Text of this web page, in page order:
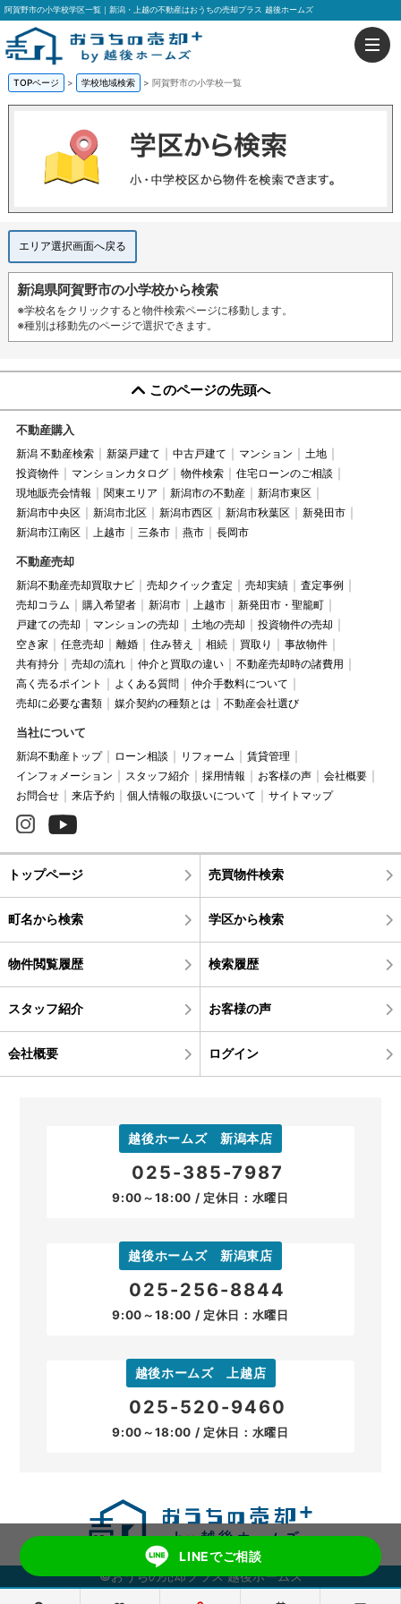
阿賀野市の小学校学区一覧｜新潟・上越の不動産はおうちの売却プラス 越後ホームズ
TOPページ > 学校地域検索 > 阿賀野市の小学校一覧
エリア選択画面へ戻る
新潟県阿賀野市の小学校から検索
※学校名をクリックすると物件検索ページに移動します。
※種別は移動先のページで選択できます。
このページの先頭へ
不動産購入
新潟 不動産検索 新築戸建て 中古戸建て マンション
土地
投資物件
マンションカタログ 物件検索
住宅ローンのご相談
現地販売会情報
関東エリア 新潟市の不動産
新潟市東区
新潟市中央区
新潟市北区 新潟市西区 新潟市秋葉区
新発田市
新潟市江南区
上越市 三条市 燕市 長岡市
不動産売却
新潟不動産売却買取ナビ 売却クイック査定 売却実績
査定事例
売却コラム
購入希望者 新潟市 上越市
新発田市・聖籠町
戸建ての売却
マンションの売却 土地の売却
投資物件の売却
空き家
任意売却 離婚 住み替え 相続 買取り
事故物件
共有持分
売却の流れ 仲介と買取の違い
不動産売却時の諸費用
高く売るポイント
よくある質問
仲介手数料について
売却に必要な書類
媒介契約の種類とは 不動産会社選び
当社について
新潟不動産トップ ローン相談 リフォーム
賃貸管理
インフォメーション
スタッフ紹介 採用情報 お客様の声
会社概要
お問合せ
来店予約 個人情報の取扱いについて サイトマップ
トップページ 売買物件検索
町名から検索 学区から検索
物件閲覧履歴 検索履歴
スタッフ紹介 お客様の声
会社概要 ログイン
越後ホームズ 新潟本店
025-385-7987
9:00～18:00 / 定休日：水曜日
越後ホームズ 新潟東店
025-256-8844
9:00～18:00 / 定休日：水曜日
越後ホームズ 上越店
025-520-9460
9:00～18:00 / 定休日：水曜日
©おうちの売却プラス 越後ホームズ
LINEでご相談